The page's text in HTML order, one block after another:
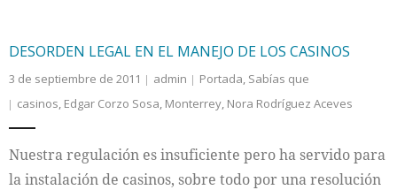
DESORDEN LEGAL EN EL MANEJO DE LOS CASINOS
3 de septiembre de 2011 admin Portada, Sabías que
casinos, Edgar Corzo Sosa, Monterrey, Nora Rodríguez Aceves
Nuestra regulación es insuficiente pero ha servido para
la instalación de casinos, sobre todo por una resolución